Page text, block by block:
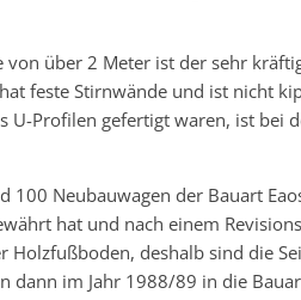
von über 2 Meter ist der sehr
feste Stirnwände und ist nicht
U-Profilen gefertigt waren, ist bei
100 Neubauwagen der Bauart
hat und nach einem
deshalb sind die
dann im Jahr 1988/89 in die